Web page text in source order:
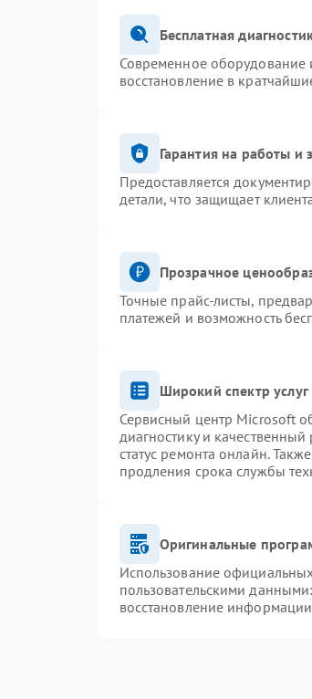
Бесплатная
Современное оборудование
восстановление в
Гарантия на работы и
Предоставляется
детали, что защищает
Прозрачное
Точные прайс-листы,
платежей и возможность
Широкий спектр услуг
Сервисный центр Microsoft
диагностику и
статус ремонта онлайн.
продления срока службы
Оригинальные
Использование
пользовательскими
восстановление